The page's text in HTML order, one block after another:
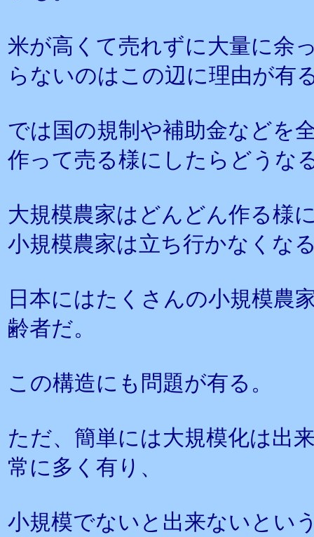
米が高くて売れずに大量に余
らないのはこの辺に理由が有
では国の規制や補助金などを
作って売る様にしたらどうな
大規模農家はどんどん作る様
小規模農家は立ち行かなくな
日本にはたくさんの小規模農
齢者だ。
この構造にも問題が有る。
ただ、簡単には大規模化は出
常に多く有り、
小規模でないと出来ないとい